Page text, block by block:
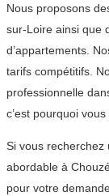
Nous proposons
sur-Loire ainsi que
d’appartements.
tarifs compétitifs.
professionnelle
c’est pourquoi
Si vous
abordable à
pour votre